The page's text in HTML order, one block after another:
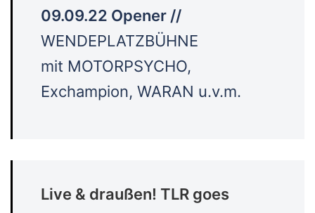
09.09.22 Opener //
WENDEPLATZBÜHNE
mit MOTORPSYCHO,
Exchampion, WARAN u.v.m.
Live & draußen! TLR goes